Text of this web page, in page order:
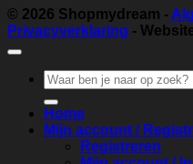
© 2026 Shopmydream -
Privacyverklaring -
Zoeken
naar:
Home
Mijn account /
Registreren